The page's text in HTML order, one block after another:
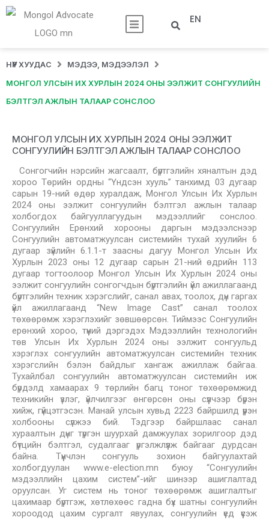
EN
НҮҮР ХУУДАС МЭДЭЭ, МЭДЭЭЛЭЛ
МОНГОЛ УЛСЫН ИХ ХУРЛЫН 2024 ОНЫ ЭЭЛЖИТ СОНГУУЛИЙН
БЭЛТГЭЛ АЖЛЫН ТАЛААР СОНСЛОО
МОНГОЛ УЛСЫН ИХ ХУРЛЫН 2024 ОНЫ ЭЭЛЖИТ
СОНГУУЛИЙН БЭЛТГЭЛ АЖЛЫН ТАЛААР СОНСЛОО
Сонгогчийн нэрсийн жагсаалт, бүртгэлийн хяналтын дэд
хороо Төрийн ордны “Үндсэн хууль” танхимд 03 дугаар
сарын 19-ний өдөр хуралдаж, Монгол Улсын Их Хурлын
2024 оны ээлжит сонгуулийн бэлтгэл ажлын талаар
холбогдох байгууллагуудын мэдээллийг сонслоо.
Сонгуулийн Ерөнхий хорооны даргын мэдээлснээр
Сонгуулийн автоматжуулсан системийн тухай хуулийн 6
дугаар зүйлийн 6.1.1-т заасны дагуу Монгол Улсын Их
Хурлын 2023 оны 12 дугаар сарын 21-ний өдрийн 113
дугаар тогтоолоор Монгол Улсын Их Хурлын 2024 оны
ээлжит сонгуулийн сонгогчдын бүртгэлийн үйл ажиллагаанд
бүртгэлийн техник хэрэгслийг, санал авах, тоолох, дүн гаргах
үйл ажиллагаанд “New Image Cast” санал тоолох
төхөөрөмж хэрэглэхийг зөвшөөрсөн. Тиймээс Сонгуулийн
ерөнхий хороо, түүний дэргэдэх Мэдээллийн технологийн
төв Улсын Их Хурлын 2024 оны ээлжит сонгуульд
хэрэглэх сонгуулийн автоматжуулсан системийн техник
хэрэгслийн бэлэн байдлыг хангаж ажиллаж байгаа.
Тухайлбал сонгуулийн автоматжуулсан системийн иж
бүрдэлд хамаарах 9 төрлийн багц тоног төхөөрөмжид
техникийн үзлэг, үйлчилгээг өнгөрсөн оны сүүлчээр бүрэн
хийж, гүйцэтгэсэн. Манай улсын хувьд 2223 байршилд үүрэн
холбооны сүлжээ бий. Тэдгээр байршлаас санал
хураалтын дүнг түргэн шуурхай дамжуулах зорилгоор дэд
бүтцийн бэлтгэл, судалгааг үргэлжлүүлж байгааг дурдсан
байна. Түүнчлэн сонгууль зохион байгуулахтай
холбогдуулан www.e-election.mn буюу “Сонгуулийн
мэдээллийн цахим систем”-ийг шинээр ашиглалтад
оруулсан. Уг систем нь тоног төхөөрөмж ашиглалтыг
цахимаар бүртгэж, хөтлөхөөс гадна бүх шатны сонгуулийн
хороодод цахим сургалт явуулах, сонгуулийн үед үүсэж